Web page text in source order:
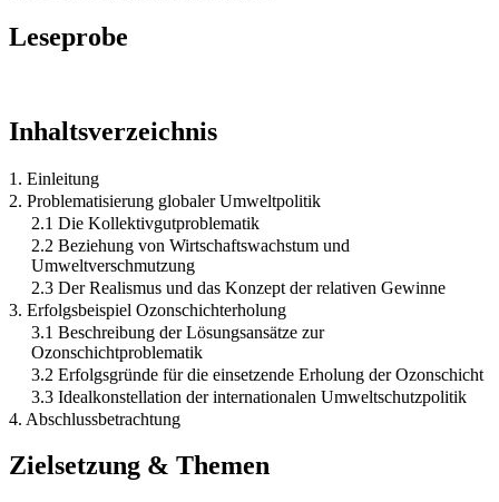
Leseprobe
Inhaltsverzeichnis
1. Einleitung
2. Problematisierung globaler Umweltpolitik
2.1 Die Kollektivgutproblematik
2.2 Beziehung von Wirtschaftswachstum und
Umweltverschmutzung
2.3 Der Realismus und das Konzept der relativen Gewinne
3. Erfolgsbeispiel Ozonschichterholung
3.1 Beschreibung der Lösungsansätze zur
Ozonschichtproblematik
3.2 Erfolgsgründe für die einsetzende Erholung der Ozonschicht
3.3 Idealkonstellation der internationalen Umweltschutzpolitik
4. Abschlussbetrachtung
Zielsetzung & Themen